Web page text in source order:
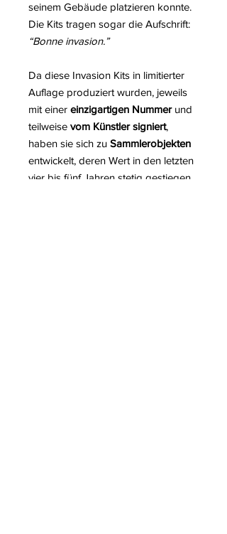
seinem Gebäude platzieren konnte.
Die Kits tragen sogar die Aufschrift:
“Bonne invasion.”
Da diese Invasion Kits in limitierter
Auflage produziert wurden, jeweils
mit einer einzigartigen Nummerund
teilweise vom Künstler signiert,
haben sie sich zu Sammlerobjekten
entwickelt, deren Wert in den letzten
vier bis fünf Jahren stetig gestiegen